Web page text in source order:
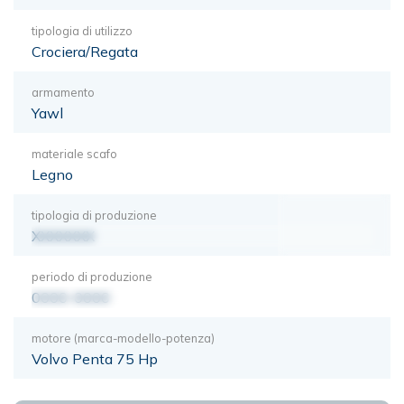
tipologia di utilizzo
Crociera/Regata
armamento
Yawl
materiale scafo
Legno
tipologia di produzione
XXXXXXX
periodo di produzione
0000-0000
motore (marca-modello-potenza)
Volvo Penta 75 Hp